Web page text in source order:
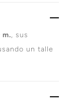
m., sus
un talle